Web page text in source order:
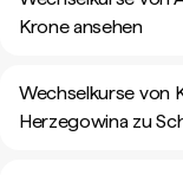
Krone ansehen
Wechselkurse von
Herzegowina zu